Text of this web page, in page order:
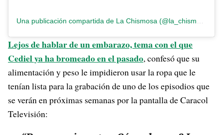
Lejos de hablar de un embarazo, tema con el que
Cediel ya ha bromeado en el pasado, confesó que su
alimentación y peso le impidieron usar la ropa que le
tenían lista para la grabación de uno de los episodios que
se verán en próximas semanas por la pantalla de Caracol
Televisión: